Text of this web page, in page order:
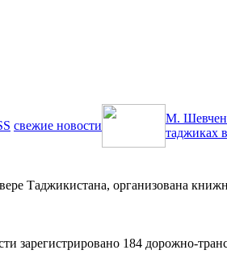
свежие новости
М.
таджиках
Таджикистана, организована
зарегистрировано 184 дорожно-